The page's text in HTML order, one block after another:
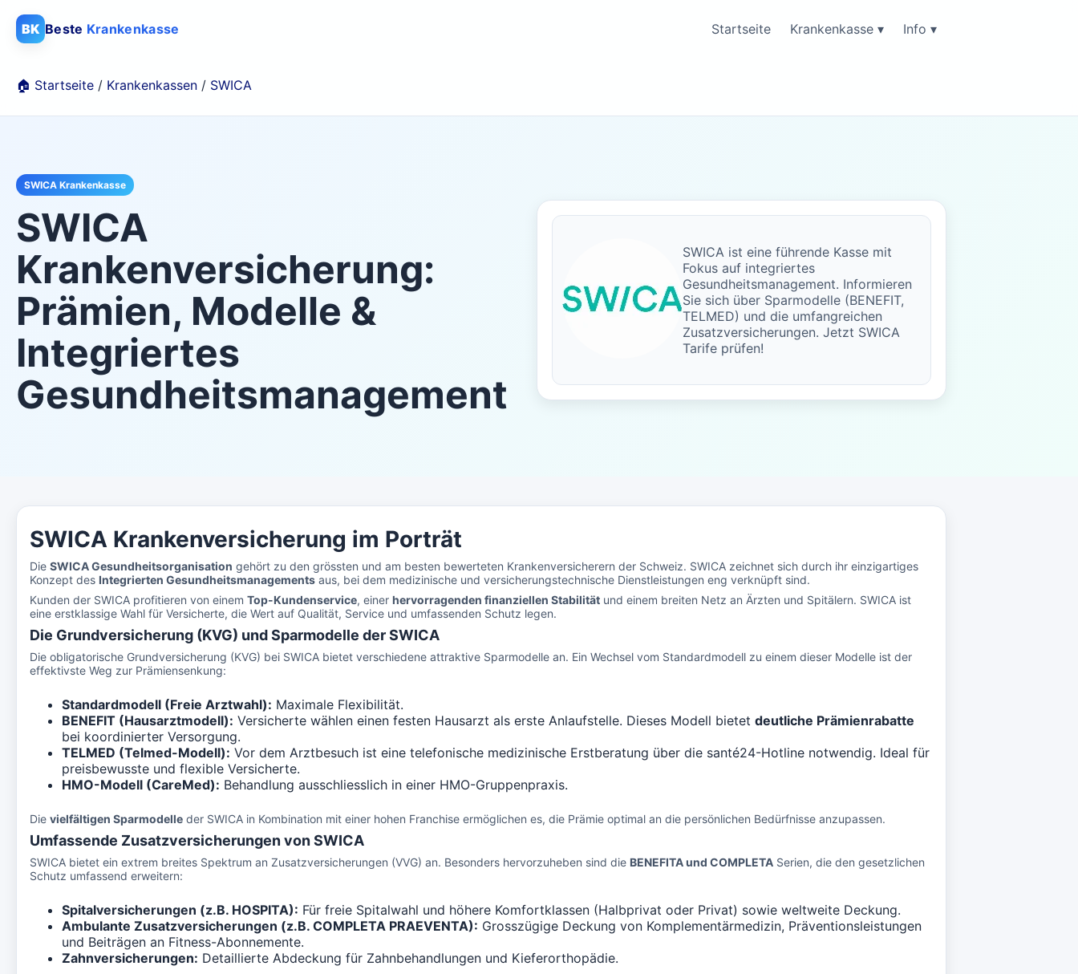
BK Beste Krankenkasse Startseite Krankenkasse ▾ Info ▾
🏠 Startseite / Krankenkassen / SWICA
SWICA Krankenkasse
SWICA
Krankenversicherung:
Prämien, Modelle &
Integriertes
Gesundheitsmanagement
SWICA ist eine führende Kasse mit
Fokus auf integriertes
Gesundheitsmanagement. Informieren
Sie sich über Sparmodelle (BENEFIT,
TELMED) und die umfangreichen
Zusatzversicherungen. Jetzt SWICA
Tarife prüfen!
SWICA Krankenversicherung im Porträt
Die SWICA Gesundheitsorganisation gehört zu den grössten und am besten bewerteten Krankenversicherern der Schweiz. SWICA zeichnet sich durch ihr einzigartiges
Konzept des Integrierten Gesundheitsmanagements aus, bei dem medizinische und versicherungstechnische Dienstleistungen eng verknüpft sind.
Kunden der SWICA profitieren von einem Top-Kundenservice, einer hervorragenden finanziellen Stabilität und einem breiten Netz an Ärzten und Spitälern. SWICA ist
eine erstklassige Wahl für Versicherte, die Wert auf Qualität, Service und umfassenden Schutz legen.
Die Grundversicherung (KVG) und Sparmodelle der SWICA
Die obligatorische Grundversicherung (KVG) bei SWICA bietet verschiedene attraktive Sparmodelle an. Ein Wechsel vom Standardmodell zu einem dieser Modelle ist der
effektivste Weg zur Prämiensenkung:
Standardmodell (Freie Arztwahl): Maximale Flexibilität.
BENEFIT (Hausarztmodell): Versicherte wählen einen festen Hausarzt als erste Anlaufstelle. Dieses Modell bietet deutliche Prämienrabatte
bei koordinierter Versorgung.
TELMED (Telmed-Modell): Vor dem Arztbesuch ist eine telefonische medizinische Erstberatung über die santé24-Hotline notwendig. Ideal für
preisbewusste und flexible Versicherte.
HMO-Modell (CareMed): Behandlung ausschliesslich in einer HMO-Gruppenpraxis.
Die vielfältigen Sparmodelle der SWICA in Kombination mit einer hohen Franchise ermöglichen es, die Prämie optimal an die persönlichen Bedürfnisse anzupassen.
Umfassende Zusatzversicherungen von SWICA
SWICA bietet ein extrem breites Spektrum an Zusatzversicherungen (VVG) an. Besonders hervorzuheben sind die BENEFITA und COMPLETA Serien, die den gesetzlichen
Schutz umfassend erweitern:
Spitalversicherungen (z.B. HOSPITA): Für freie Spitalwahl und höhere Komfortklassen (Halbprivat oder Privat) sowie weltweite Deckung.
Ambulante Zusatzversicherungen (z.B. COMPLETA PRAEVENTA): Grosszügige Deckung von Komplementärmedizin, Präventionsleistungen
und Beiträgen an Fitness-Abonnemente.
Zahnversicherungen: Detaillierte Abdeckung für Zahnbehandlungen und Kieferorthopädie.